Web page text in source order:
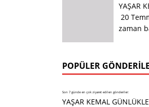
YAŞAR
20
zaman
POPÜLER
Son 7 günde en çok ziyaret edilen gönderiler:
YAŞAR KEMAL